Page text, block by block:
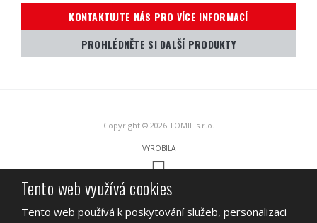
KONTAKTUJTE NÁS PRO VÍCE INFORMACÍ
PROHLÉDNĚTE SI DALŠÍ PRODUKTY
Copyright © 2026 TOMIL s.r.o.
VYROBILA
Tento web je chráněn pomocí Google ReCAPTCHA a platí pro něj
ochrany osobních údajů a smluvní podmínky společnosti Google.
Tento web využívá cookies
Tento web používá k poskytování služeb, personalizaci